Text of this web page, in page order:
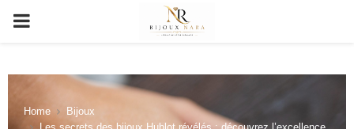
PRIMARY
Home
Bijoux